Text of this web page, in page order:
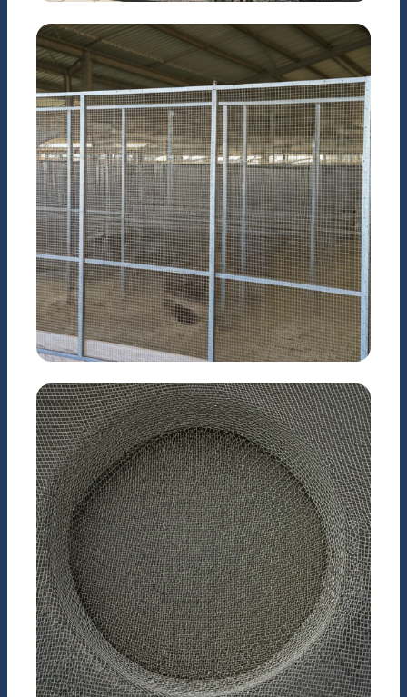
KIẾN TRÚC
Hàng rào & Trang trí nội
thất
NÔNG NGHIỆP
Chuồng trại chăn nuôi
chất lượng cao